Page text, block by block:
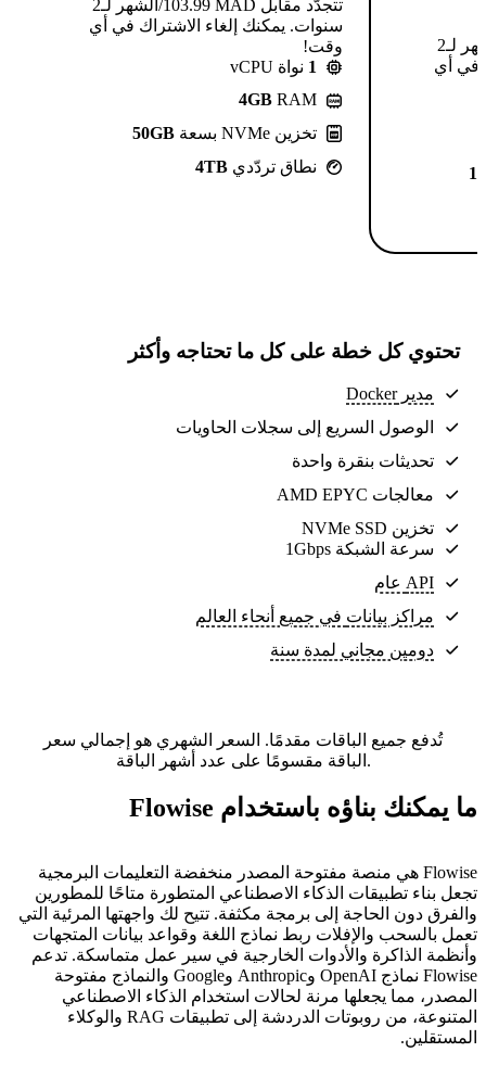
تتجدّد مقابل MAD ⁦103.99⁩/الشهر لـ2
سنوات. يمكنك إلغاء الاشتراك في أي
وقت!
1 نواة vCPU
4GB RAM
تخزين NVMe بسعة
50GB
نطاق تردّدي 4TB
تتجدّد مقابل MAD ⁦124.99⁩/الشهر لـ2
في أي
تحتوي كل خطة على كل ما تحتاجه وأكثر
مدير Docker
الوصول السريع إلى سجلات الحاويات
تحديثات بنقرة واحدة
معالجات AMD EPYC
تخزين NVMe SSD
سرعة الشبكة 1Gbps
API عام
مراكز بيانات في جميع أنحاء العالم
دومين مجاني لمدة سنة
تُدفع جميع الباقات مقدمًا. السعر الشهري هو إجمالي سعر
الباقة مقسومًا على عدد أشهر الباقة.
ما يمكنك بناؤه باستخدام Flowise
Flowise هي منصة مفتوحة المصدر منخفضة التعليمات البرمجية
تجعل بناء تطبيقات الذكاء الاصطناعي المتطورة متاحًا للمطورين
والفرق دون الحاجة إلى برمجة مكثفة. تتيح لك واجهتها المرئية التي
تعمل بالسحب والإفلات ربط نماذج اللغة وقواعد بيانات المتجهات
وأنظمة الذاكرة والأدوات الخارجية في سير عمل متماسكة. تدعم
Flowise نماذج OpenAI وAnthropic وGoogle والنماذج مفتوحة
المصدر، مما يجعلها مرنة لحالات استخدام الذكاء الاصطناعي
المتنوعة، من روبوتات الدردشة إلى تطبيقات RAG والوكلاء
المستقلين.